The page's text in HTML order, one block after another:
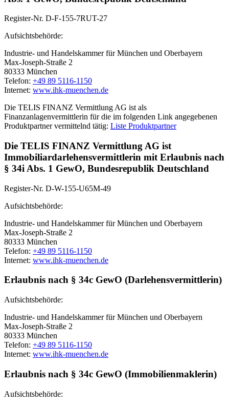
Register-Nr. D-F-155-7RUT-27
Aufsichtsbehörde:
Industrie- und Handelskammer für München und Oberbayern
Max-Joseph-Straße 2
80333 München
Telefon: +49 89 5116-1150
Internet: www.ihk-muenchen.de
Die TELIS FINANZ Vermittlung AG ist als
Finanzanlagenvermittlerin für die im folgenden Link angegebenen
Produktpartner vermittelnd tätig: Liste Produktpartner
Die TELIS FINANZ Vermittlung AG ist
Immobiliardarlehensvermittlerin mit Erlaubnis nach
§ 34i Abs. 1 GewO, Bundesrepublik Deutschland
Register-Nr. D-W-155-U65M-49
Aufsichtsbehörde:
Industrie- und Handelskammer für München und Oberbayern
Max-Joseph-Straße 2
80333 München
Telefon: +49 89 5116-1150
Internet: www.ihk-muenchen.de
Erlaubnis nach § 34c GewO (Darlehensvermittlerin)
Aufsichtsbehörde:
Industrie- und Handelskammer für München und Oberbayern
Max-Joseph-Straße 2
80333 München
Telefon: +49 89 5116-1150
Internet: www.ihk-muenchen.de
Erlaubnis nach § 34c GewO (Immobilienmaklerin)
Aufsichtsbehörde: